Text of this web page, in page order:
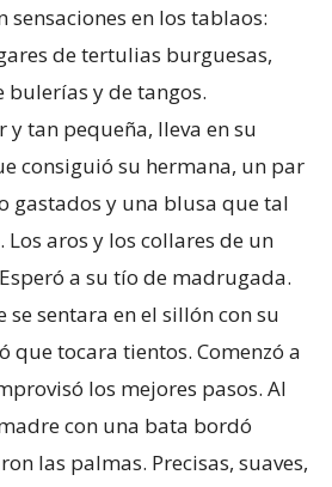
en los tablaos:
de tertulias burguesas,
bulerías y de tangos.
tan pequeña, lleva en su
consiguió su hermana, un par
gastados y una blusa que tal
Los aros y los collares de un
a su tío de madrugada.
sentara en el sillón con su
que tocara tientos. Comenzó a
los mejores pasos. Al
con una bata bordó
las palmas. Precisas, suaves,